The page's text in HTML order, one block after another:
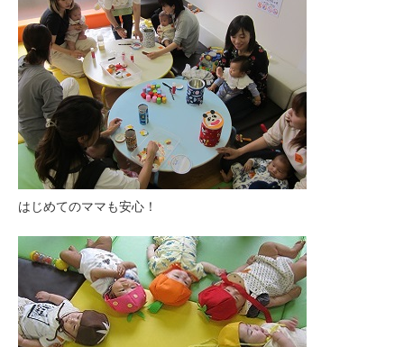
はじめてのママも安心！